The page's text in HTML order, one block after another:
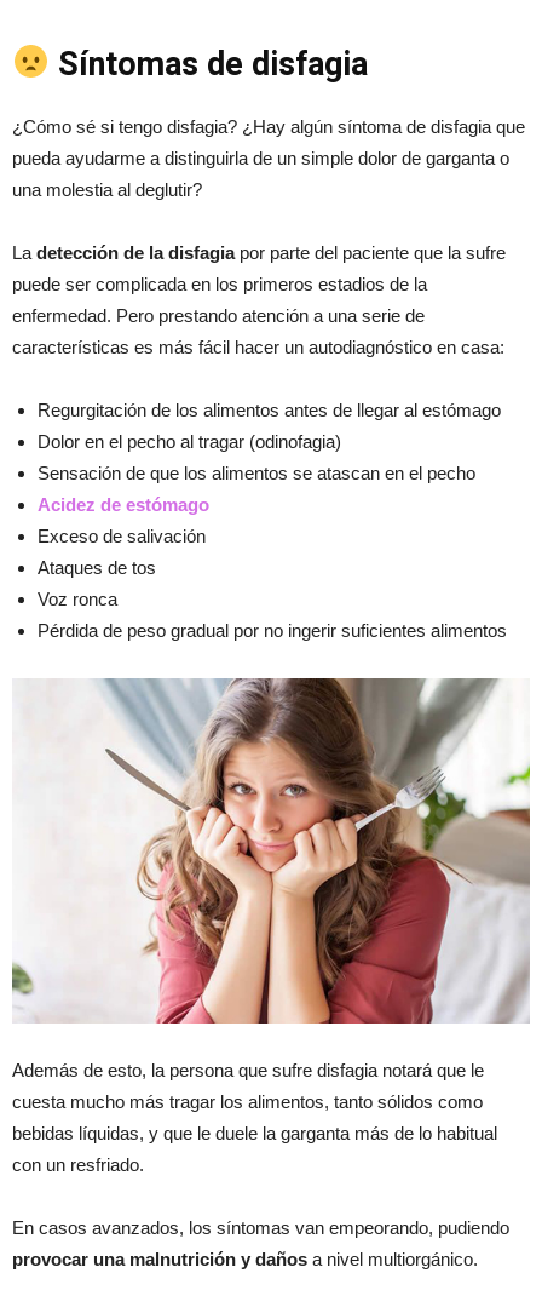
Síntomas de disfagia
¿Cómo sé si tengo disfagia? ¿Hay algún síntoma de disfagia que
pueda ayudarme a distinguirla de un simple dolor de garganta o
una molestia al deglutir?
La detección de la disfagiapor parte del paciente que la sufre
puede ser complicada en los primeros estadios de la
enfermedad. Pero prestando atención a una serie de
características es más fácil hacer un autodiagnóstico en casa:
Regurgitación de los alimentos antes de llegar al estómago
Dolor en el pecho al tragar (odinofagia)
Sensación de que los alimentos se atascan en el pecho
Acidez de estómago
Exceso de salivación
Ataques de tos
Voz ronca
Pérdida de peso gradual por no ingerir suficientes alimentos
Además de esto, la persona que sufre disfagia notará que le
cuesta mucho más tragar los alimentos, tanto sólidos como
bebidas líquidas, y que le duele la garganta más de lo habitual
con un resfriado.
En casos avanzados, los síntomas van empeorando, pudiendo
provocar una malnutrición y daños a nivel multiorgánico.